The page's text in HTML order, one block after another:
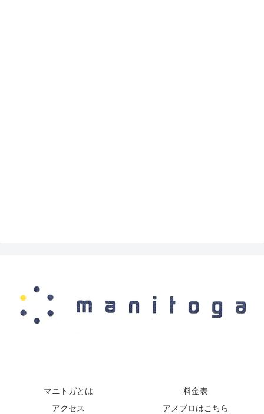
マニトガとは
料金表
アクセス
アメブロはこちら